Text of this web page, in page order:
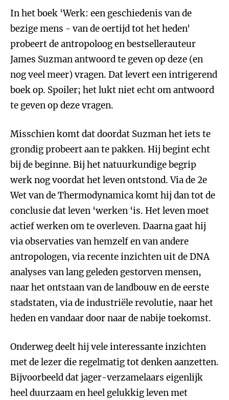
In het boek ‘Werk: een geschiedenis van de
bezige mens - van de oertijd tot het heden'
probeert de antropoloog en bestsellerauteur
James Suzman antwoord te geven op deze (en
nog veel meer) vragen. Dat levert een intrigerend
boek op. Spoiler; het lukt niet echt om antwoord
te geven op deze vragen.
Misschien komt dat doordat Suzman het iets te
grondig probeert aan te pakken. Hij begint echt
bij de beginne. Bij het natuurkundige begrip
werk nog voordat het leven ontstond. Via de 2e
Wet van de Thermodynamica komt hij dan tot de
conclusie dat leven ‘werken ‘is. Het leven moet
actief werken om te overleven. Daarna gaat hij
via observaties van hemzelf en van andere
antropologen, via recente inzichten uit de DNA
analyses van lang geleden gestorven mensen,
naar het ontstaan van de landbouw en de eerste
stadstaten, via de industriële revolutie, naar het
heden en vandaar door naar de nabije toekomst.
Onderweg deelt hij vele interessante inzichten
met de lezer die regelmatig tot denken aanzetten.
Bijvoorbeeld dat jager-verzamelaars eigenlijk
heel duurzaam en heel gelukkig leven met